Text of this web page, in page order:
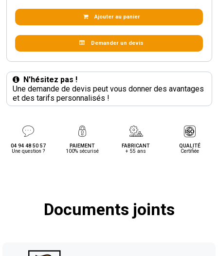
Ajouter au panier
Demander un devis
N'hésitez pas !
Une demande de devis peut vous donner des avantages
et des tarifs personnalisés !
04 94 48 50 57
Une question ?
PAIEMENT
100% sécurisé
FABRICANT
+ 55 ans
QUALITÉ
Certifiée
Documents joints